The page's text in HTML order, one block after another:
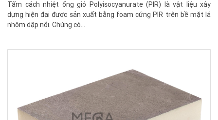
Tấm cách nhiệt ống gió Polyisocyanurate (PIR) là vật liệu xây
dựng hiện đại được sản xuất bằng foam cứng PIR trên bề mặt lá
nhôm dập nổi. Chúng có...